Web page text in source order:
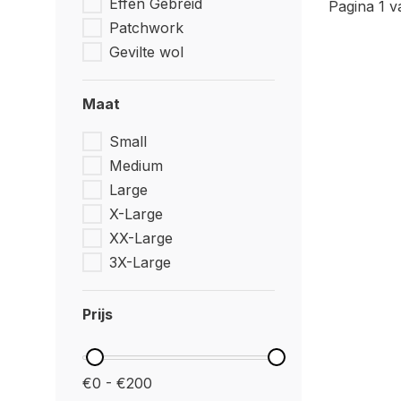
Effen Gebreid
Patchwork
Gevilte wol
Maat
Small
Medium
Large
X-Large
XX-Large
3X-Large
Prijs
€0 - €200
Pagina 1